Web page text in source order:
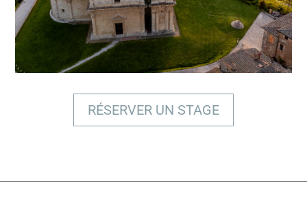
RÉSERVER UN STAGE